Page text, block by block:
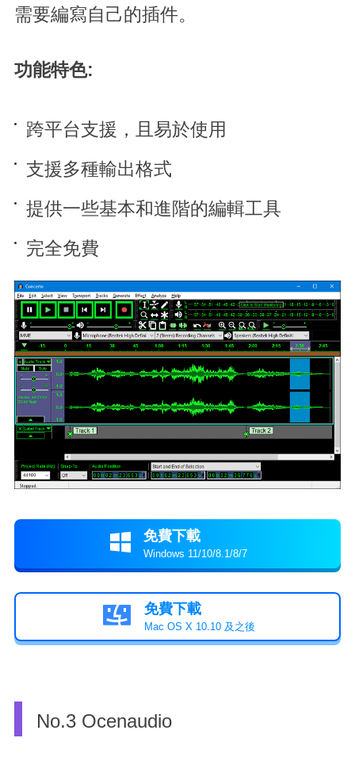
需要編寫自己的插件。
功能特色:
跨平台支援，且易於使用
支援多種輸出格式
提供一些基本和進階的編輯工具
完全免費
 免費下載
Windows 11/10/8.1/8/7
 免費下載
Mac OS X 10.10 及之後
No.3 Ocenaudio